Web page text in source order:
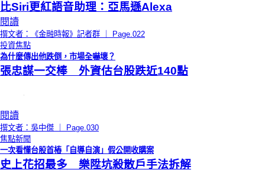
比Siri更紅語音助理：亞馬遜Alexa
閱讀
撰文者：《金融時報》記者群 ｜ Page.022
投資焦點
為什麼傳出他跌倒，市場全嚇壞？
張忠謀一交棒 外資估台股跌近140點
閱讀
撰文者：吳中傑 ｜ Page.030
焦點新聞
一次看懂台股首樁「自導自演」假公開收購案
史上花招最多 樂陞坑殺散戶手法拆解